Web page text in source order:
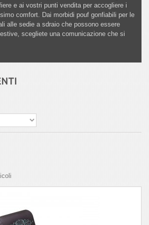
e ai vostri punti vendita per accogliere i
comfort. Dai morbidi pouf gonfiabili per le
alle sedie a sdraio che possono essere
scegliete una comunicazione che si